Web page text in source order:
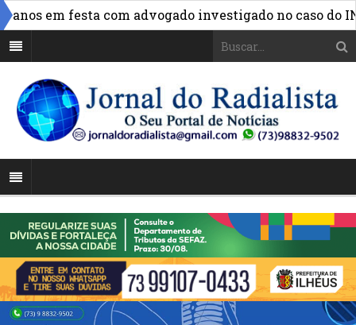
em festa com advogado investigado no caso do INSS